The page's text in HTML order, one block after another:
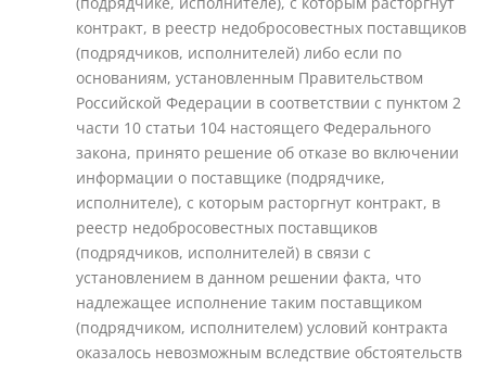
контракт, в реестр недобросовестных поставщиков
(подрядчиков, исполнителей) либо если по
основаниям, установленным Правительством
Российской Федерации в соответствии с пунктом 2
части 10 статьи 104 настоящего Федерального
закона, принято решение об отказе во включении
информации о поставщике (подрядчике,
исполнителе), с которым расторгнут контракт, в
реестр недобросовестных поставщиков
(подрядчиков, исполнителей) в связи с
установлением в данном решении факта, что
надлежащее исполнение таким поставщиком
(подрядчиком, исполнителем) условий контракта
оказалось невозможным вследствие обстоятельств